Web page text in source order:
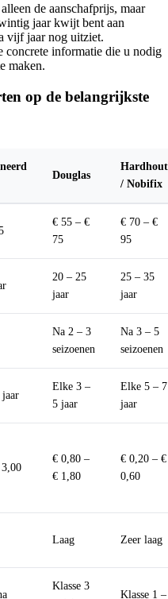
alleen de aanschafprijs, maar
jaar kwijt bent aan
vijf jaar nog uitziet.
concrete informatie die u nodig
maken.
op de belangrijkste
Douglas
Hardhout
/ Nobifix
€ 55 – €
75
€ 70 – €
95
20 – 25
jaar
25 – 35
jaar
Na 2 – 3
seizoenen
Na 3 – 5
seizoenen
Elke 3 –
5 jaar
Elke 5 – 7
jaar
€ 0,80 –
€ 1,80
€ 0,20 – €
0,60
Laag Zeer laag
Klasse 3
Klasse 1 –